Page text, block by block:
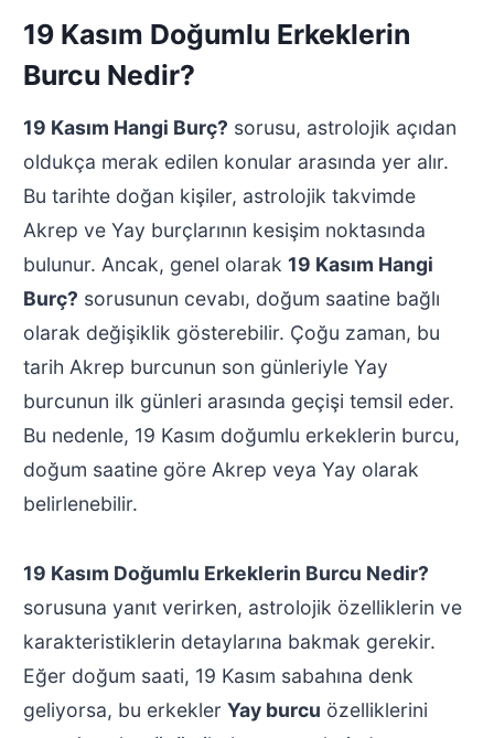
19 Kasım Doğumlu Erkeklerin
Burcu Nedir?
19 Kasım Hangi Burç? sorusu, astrolojik açıdan
oldukça merak edilen konular arasında yer alır.
Bu tarihte doğan kişiler, astrolojik takvimde
Akrep ve Yay burçlarının kesişim noktasında
bulunur. Ancak, genel olarak 19 Kasım Hangi
Burç? sorusunun cevabı, doğum saatine bağlı
olarak değişiklik gösterebilir. Çoğu zaman, bu
tarih Akrep burcunun son günleriyle Yay
burcunun ilk günleri arasında geçişi temsil eder.
Bu nedenle, 19 Kasım doğumlu erkeklerin burcu,
doğum saatine göre Akrep veya Yay olarak
belirlenebilir.
19 Kasım Doğumlu Erkeklerin Burcu Nedir?
sorusuna yanıt verirken, astrolojik özelliklerin ve
karakteristiklerin detaylarına bakmak gerekir.
Eğer doğum saati, 19 Kasım sabahına denk
geliyorsa, bu erkekler Yay burcu özelliklerini